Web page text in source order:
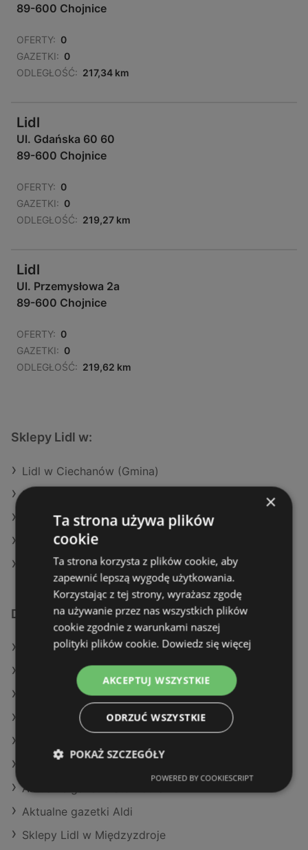
89-600 Chojnice
OFERTY: 0
GAZETKI: 0
ODLEGŁOŚĆ: 217,34 km
Lidl
Ul. Gdańska 60 60
89-600 Chojnice
OFERTY: 0
GAZETKI: 0
ODLEGŁOŚĆ: 219,27 km
Lidl
Ul. Przemysłowa 2a
89-600 Chojnice
OFERTY: 0
GAZETKI: 0
ODLEGŁOŚĆ: 219,62 km
Sklepy Lidl w:
Lidl w Ciechanów (Gmina)
Lidl w Elbląg
Lidl w Morąg
Lidl w Krotoszyn
Lidl w Mielno
Dodatkowe łącza
Oferty Lidl
Oferty POLOmarket
Oferty Żabka
Aktualne gazetki Biedronka
Aktualne gazetki Stokrotka
Aktualne gazetki Aldi
Sklepy Lidl w Międzyzdroje
×
Ta strona używa plików
cookie
Ta strona korzysta z plików cookie, aby
zapewnić lepszą wygodę użytkowania.
Korzystając z tej strony, wyrażasz zgodę
na używanie przez nas wszystkich plików
cookie zgodnie z warunkami naszej
polityki plików cookie. Dowiedz się więcej
AKCEPTUJ WSZYSTKIE
ODRZUĆ WSZYSTKIE
POKAŻ SZCZEGÓŁY
POWERED BY COOKIESCRIPT